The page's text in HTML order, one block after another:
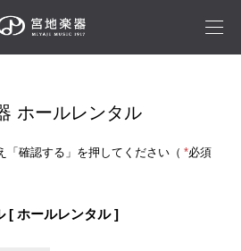
ホールレンタル
「確認する」を押してください（ *必須
[ ホールレンタル ]